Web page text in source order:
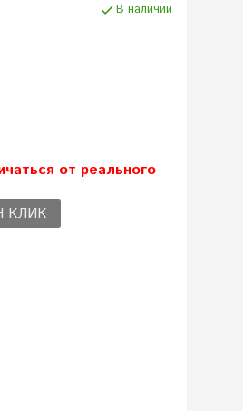
В наличии
от реального
КЛИК